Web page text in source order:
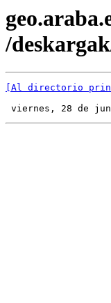
/
[Al directorio
viernes, 28 de